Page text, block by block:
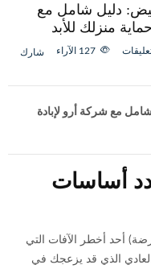
دليل شامل مع
منزلك للأبد
الآراء
شارك
شامل مع شركة أرو لإبادة
أساسات
أحد أخطر الآفات التي
الذي قد يزعجك في